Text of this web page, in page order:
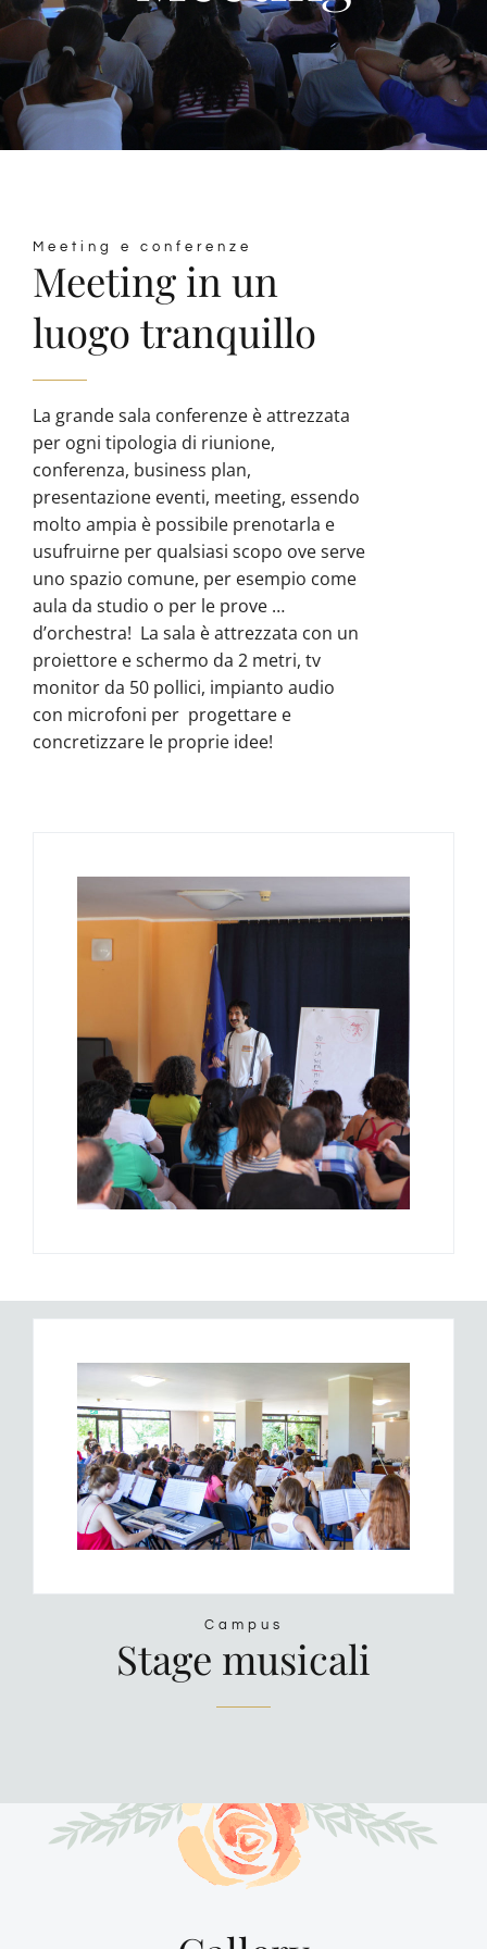
Meeting e conferenze
Meeting in un
luogo tranquillo
La grande sala conferenze è attrezzata
per ogni tipologia di riunione,
conferenza, business plan,
presentazione eventi, meeting, essendo
molto ampia è possibile prenotarla e
usufruirne per qualsiasi scopo ove serve
uno spazio comune, per esempio come
aula da studio o per le prove …
d’orchestra! La sala è attrezzata con un
proiettore e schermo da 2 metri, tv
monitor da 50 pollici, impianto audio
con microfoni per progettare e
concretizzare le proprie idee!
Campus
Stage musicali